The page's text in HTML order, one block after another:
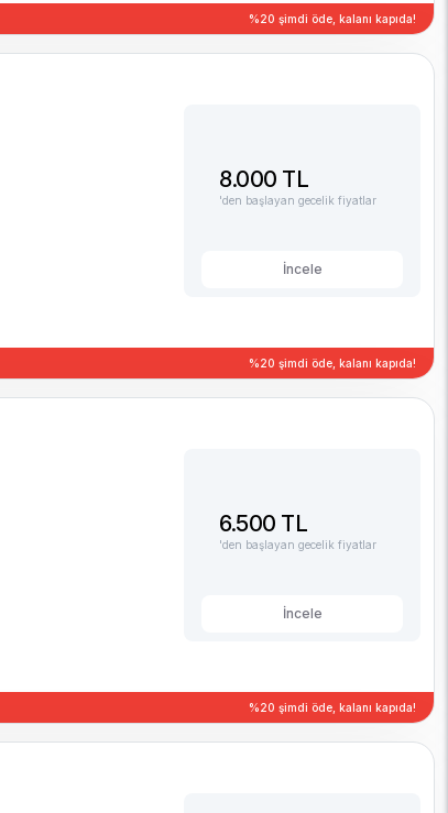
%20 şimdi öde, kalanı kapıda!
8.000 TL
'den başlayan gecelik fiyatlar
İncele
%20 şimdi öde, kalanı kapıda!
6.500 TL
'den başlayan gecelik fiyatlar
İncele
%20 şimdi öde, kalanı kapıda!